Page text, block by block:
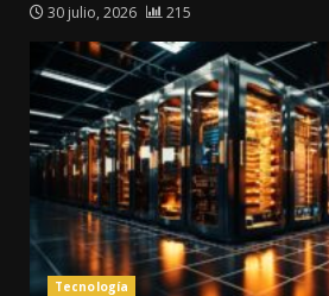
30 julio, 2026 215
Tecnología